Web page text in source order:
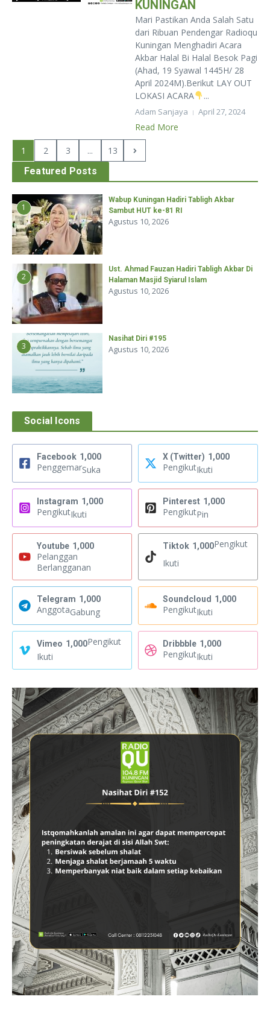
KUNINGAN
Mari Pastikan Anda Salah Satu
dari Ribuan Pendengar Radioqu
Kuningan Menghadiri Acara
Akbar Halal Bi Halal Besok Pagi
(Ahad, 19 Syawal 1445H/ 28
April 2024M).Berikut LAY OUT
LOKASI ACARA
...
Adam Sanjaya April 27, 2024
Read More
1 2 3 ...
13
Featured Posts
1
Wabup Kuningan Hadiri Tabligh Akbar
Sambut HUT ke-81 RI
Agustus 10, 2026
2
Ust. Ahmad Fauzan Hadiri Tabligh Akbar Di
Halaman Masjid Syiarul Islam
Agustus 10, 2026
3
Nasihat Diri #195
Agustus 10, 2026
Social Icons
Facebook 1,000
PenggemarSuka
X (Twitter) 1,000
PengikutIkuti
Instagram 1,000
PengikutIkuti
Pinterest 1,000
PengikutPin
Youtube 1,000
Pelanggan
Berlangganan
Tiktok 1,000Pengikut
Ikuti
Telegram 1,000
AnggotaGabung
Soundcloud 1,000
PengikutIkuti
Vimeo 1,000Pengikut
Ikuti
Dribbble 1,000
PengikutIkuti